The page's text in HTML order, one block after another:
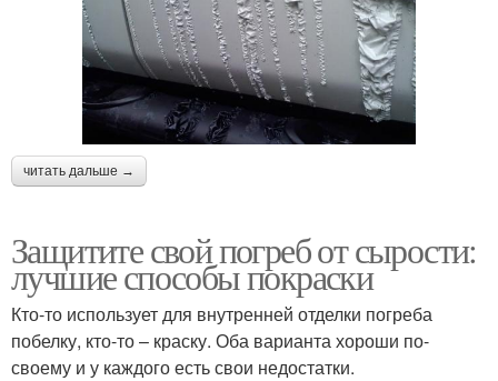
читать дальше →
Защитите свой погреб от сырости:
лучшие способы покраски
Кто-то использует для внутренней отделки погреба
побелку, кто-то – краску. Оба варианта хороши по-
своему и у каждого есть свои недостатки.